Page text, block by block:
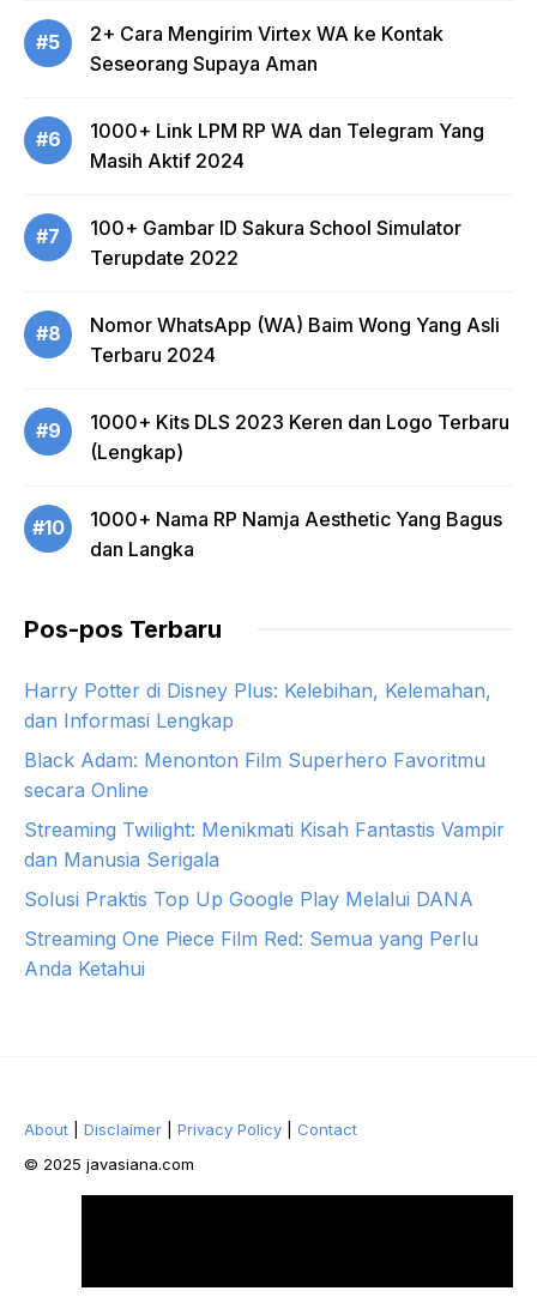
#5
2+ Cara Mengirim Virtex WA ke Kontak
Seseorang Supaya Aman
#6
1000+ Link LPM RP WA dan Telegram Yang
Masih Aktif 2024
#7
100+ Gambar ID Sakura School Simulator
Terupdate 2022
#8
Nomor WhatsApp (WA) Baim Wong Yang Asli
Terbaru 2024
#9
1000+ Kits DLS 2023 Keren dan Logo Terbaru
(Lengkap)
#10
1000+ Nama RP Namja Aesthetic Yang Bagus
dan Langka
Pos-pos Terbaru
Harry Potter di Disney Plus: Kelebihan, Kelemahan,
dan Informasi Lengkap
Black Adam: Menonton Film Superhero Favoritmu
secara Online
Streaming Twilight: Menikmati Kisah Fantastis Vampir
dan Manusia Serigala
Solusi Praktis Top Up Google Play Melalui DANA
Streaming One Piece Film Red: Semua yang Perlu
Anda Ketahui
About Disclaimer Privacy Policy
Contact
© 2025 javasiana.com